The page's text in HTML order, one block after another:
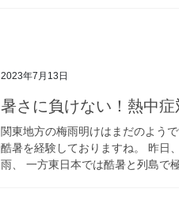
2023年7月13日
暑さに負けない！熱中
関東地方の梅雨明けはまだのよう
酷暑を経験しておりますね。 昨日
雨、 一方東日本では酷暑と列島で